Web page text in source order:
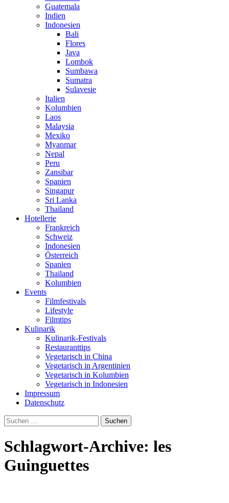
Guatemala
Indien
Indonesien
Bali
Flores
Java
Lombok
Sumbawa
Sumatra
Sulavesie
Italien
Kolumbien
Laos
Malaysia
Mexiko
Myanmar
Nepal
Peru
Zansibar
Spanien
Singapur
Sri Lanka
Thailand
Hotellerie
Frankreich
Schweiz
Indonesien
Österreich
Spanien
Thailand
Kolumbien
Events
Filmfestivals
Lifestyle
Filmtips
Kulinarik
Kulinarik-Festivals
Restauranttips
Vegetarisch in China
Vegetarisch in Argentinien
Vegetarisch in Kolumbien
Vegetarisch in Indonesien
Impressum
Datenschutz
Suchen
nach:
Schlagwort-Archive: les
Guinguettes